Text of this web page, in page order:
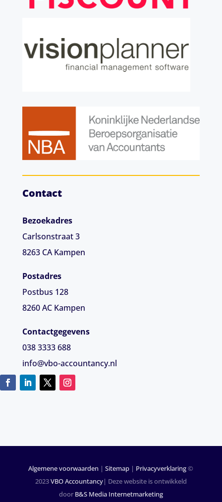
Contact
Bezoekadres
Carlsonstraat 3
8263 CA Kampen
Postadres
Postbus 128
8260 AC Kampen
Contactgegevens
038 3333 688
info@vbo-accountancy.nl
Algemene voorwaarden |Sitemap | Privacyverklaring©
2023VBO Accountancy| Deze website is ontwikkeld
door B&S Media Internetmarketing